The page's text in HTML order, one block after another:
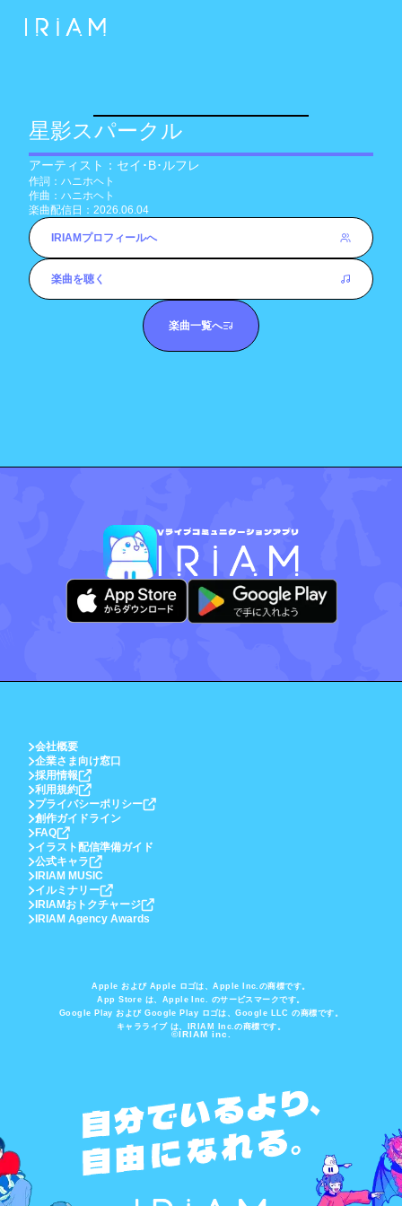
星影スパークル
アーティスト： セイ･B･ルフレ
作詞： ハニホヘト
作曲： ハニホヘト
楽曲配信日： 2026.06.04
IRIAMプロフィールへ
楽曲を聴く
楽曲一覧へ
会社概要
企業さま向け窓口
採用情報
利用規約
プライバシーポリシー
創作ガイドライン
FAQ
イラスト配信準備ガイド
公式キャラ
IRIAM MUSIC
イルミナリー
IRIAMおトクチャージ
IRIAM Agency Awards
Apple および Apple ロゴは、Apple Inc.の商標です。
App Store は、Apple Inc. のサービスマークです。
Google Play および Google Play ロゴは、Google LLC の商標です。
キャラライブ は、IRIAM Inc.の商標です。
©IRIAM inc.